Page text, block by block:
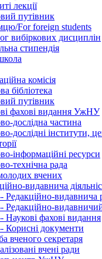
лекції
путівник
For foreign students
вибіркових дисциплін
стипендія
комісія
бібліотека
путівник
фахові видання УжНУ
дослідна частина
дослідні інститути,
інформаційні ресурси
технічна рада
вчених
видавнича
Редакційно-видавнича
Редакційно-
Наукові фахові видання
Корисні документи
вченого секретаря
вчені ради